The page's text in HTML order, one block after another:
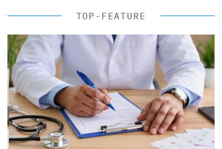
TOP-FEATURE